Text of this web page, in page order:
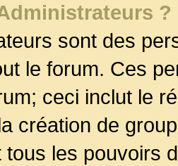
?
sont des
le forum. Ces
ceci inclut le
création de
tous les pouvoirs